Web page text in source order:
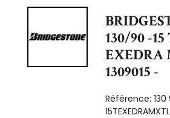
130/90 -
EXEDRA
1309015 -
Référence:130
15TEXEDRAMXTL